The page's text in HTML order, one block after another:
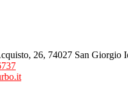
26, 74027 San Giorgio